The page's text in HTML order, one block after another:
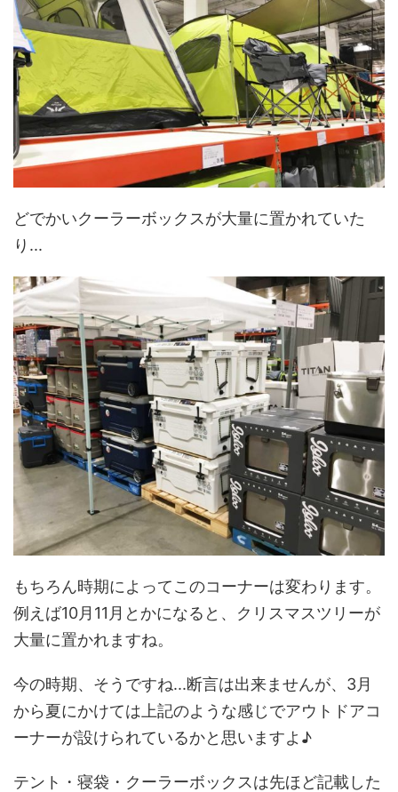
どでかいクーラーボックスが大量に置かれていた
り...
もちろん時期によってこのコーナーは変わります。
例えば10月11月とかになると、クリスマスツリーが
大量に置かれますね。
今の時期、そうですね...断言は出来ませんが、3月
から夏にかけては上記のような感じでアウトドアコ
ーナーが設けられているかと思いますよ♪
テント・寝袋・クーラーボックスは先ほど記載した